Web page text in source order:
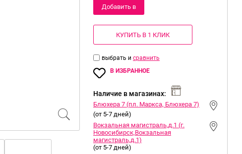
Добавить в
корзину
КУПИТЬ В 1 КЛИК
выбрать и сравнить
В ИЗБРАННОЕ
Наличие в магазинах:
Блюхера 7 (пл. Маркса, Блюхера 7)
(от 5-7 дней)
Вокзальная магистраль,д.1 (г.
Новосибирск,Вокзальная
магистраль,д.1)
(от 5-7 дней)